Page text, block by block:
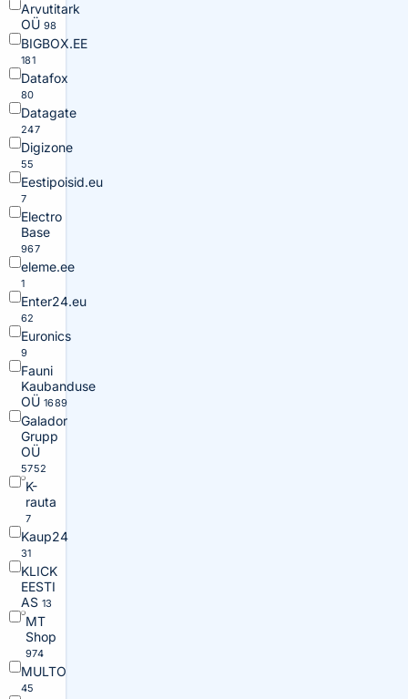
Arvutitark
OÜ 98
BIGBOX.EE
181
Datafox
80
Datagate
247
Digizone
55
Eestipoisid.eu
7
Electro
Base
967
eleme.ee
1
Enter24.eu
62
Euronics
9
Fauni
Kaubanduse
OÜ 1689
Galador
Grupp
OÜ
5752
K-
rauta
7
Kaup24
31
KLICK
EESTI
AS 13
MT
Shop
974
MULTO
45